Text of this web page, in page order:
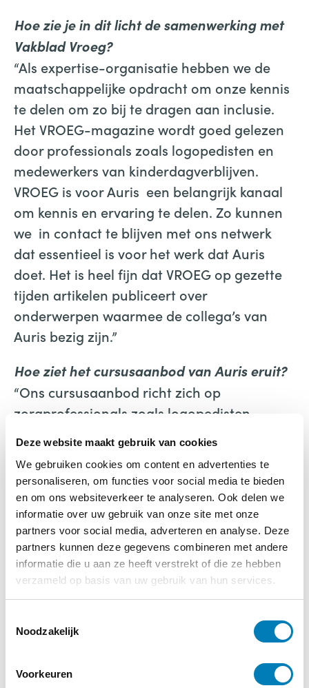
Deze website maakt gebruik van cookies
We gebruiken cookies om content en advertenties te
personaliseren, om functies voor social media te bieden
en om ons websiteverkeer te analyseren. Ook delen we
informatie over uw gebruik van onze site met onze
partners voor social media, adverteren en analyse. Deze
partners kunnen deze gegevens combineren met andere
informatie die u aan ze heeft verstrekt of die ze hebben
verzameld op basis van uw gebruik van hun services.
Noodzakelijk
Voorkeuren
Hoe zie je in dit licht de samenwerking met
Vakblad Vroeg?
“Als expertise-organisatie hebben we de
maatschappelijke opdracht om onze kennis
te delen om zo bij te dragen aan inclusie.
Het VROEG-magazine wordt goed gelezen
door professionals zoals logopedisten en
medewerkers van kinderdagverblijven.
VROEG is voor Auris een belangrijk kanaal
om kennis en ervaring te delen. Zo kunnen
we in contact te blijven met ons netwerk
dat essentieel is voor het werk dat Auris
doet. Het is heel fijn dat VROEG op gezette
tijden artikelen publiceert over
onderwerpen waarmee de collega’s van
Auris bezig zijn.”
Hoe ziet het cursusaanbod van Auris eruit?
“Ons cursusaanbod richt zich op
zorgprofessionals zoals logopedisten,
onderwijsprofessionals. Zij kunnen zich
daarmee verdiepen in leerlingen met een
taalontwikkelingsstoornis of leerlingen die
doof dan wel slechthorend zijn. Onze
modules zijn zo opgebouwd dat je ze los
van elkaar kunt volgen. In de basismodules
staan het ervaren en de basiskennis
centraal. De overige modules gaan elk in op
een specifiek thema. Verder verzorgt het
Auris Cursuscentrum cursussen en modules
voor ouders, kinderen en jongeren. Het
ervaringscircuit ‘Ervaar TOS’ staat met stip